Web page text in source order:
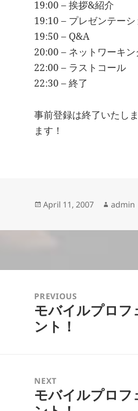
19:00 – 挨拶&紹介
19:10 – プレゼンテー
19:50 – Q&A
20:00 – ネットワーキン
22:00 – ラストコール
22:30 – 終了
事前登録は終了いたし
ます！
Posted
April 11, 2007 Author
admin
navigationPREVIOUS
Previous
post:
モバイルプロ
ント！
NEXT
Next
モバイルプロ